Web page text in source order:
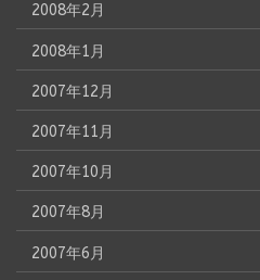
2008年2月
2008年1月
2007年12月
2007年11月
2007年10月
2007年8月
2007年6月